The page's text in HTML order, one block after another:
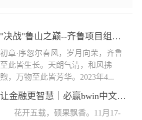
"决战"鲁山之巅--齐鲁项目组春日活动小记
初章·序忽尔春风，岁月向荣，齐鲁
至此皆生长。天朗气清，和风拂
煦，万物至此皆芳华。2023年4...
让金融更智慧｜必赢bwin中文网2022（苏州）金博首亮相
花开五载，硕果飘香。11月17-